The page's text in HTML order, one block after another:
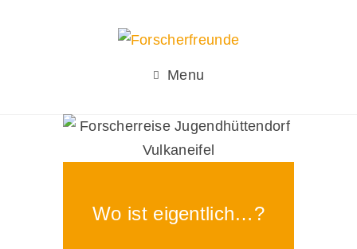
Menu
Wo ist eigentlich…?